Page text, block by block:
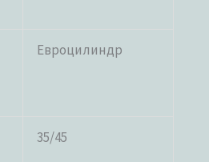
Евроцилиндр
35/45